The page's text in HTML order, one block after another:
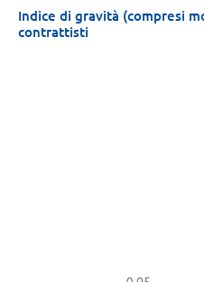
Indice di gravità (compresi
contrattisti